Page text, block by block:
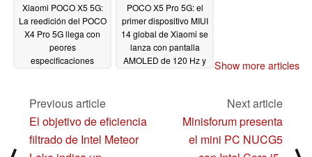
Xiaomi POCO X5 5G:
La reedición del POCO
X4 Pro 5G llega con
peores
especificaciones
POCO X5 Pro 5G: el
primer dispositivo MIUI
14 global de Xiaomi se
lanza con pantalla
AMOLED de 120 Hz y
Show more articles
Previous article
El objetivo de eficiencia
filtrado de Intel Meteor
Next article
Minisforum presenta
el mini PC NUCG5